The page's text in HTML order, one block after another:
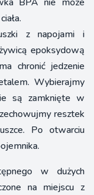
z napojami i
epoksydową
chronić jedzenie
Wybierajmy
są zamknięte w
resztek
Po otwarciu
w dużych
na miejscu z